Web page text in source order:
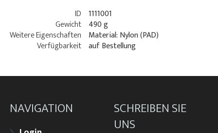
ID 1111001
Gewicht 490 g
Weitere Eigenschaften
Material: Nylon (PAD)
Verfügbarkeit auf Bestellung
NAVIGATION
SCHREIBEN SIE
UNS